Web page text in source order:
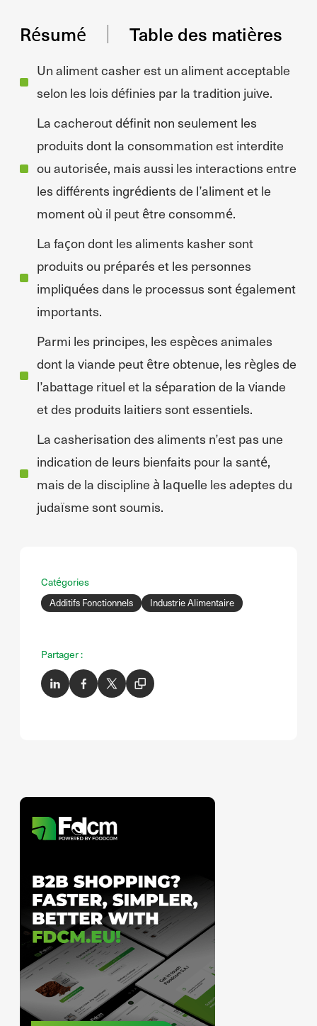
Résumé Table des matières
Un aliment casher est un aliment acceptable
selon les lois définies par la tradition juive.
La cacherout définit non seulement les
produits dont la consommation est interdite
ou autorisée, mais aussi les interactions entre
les différents ingrédients de l’aliment et le
moment où il peut être consommé.
La façon dont les aliments kasher sont
produits ou préparés et les personnes
impliquées dans le processus sont également
importants.
Parmi les principes, les espèces animales
dont la viande peut être obtenue, les règles de
l’abattage rituel et la séparation de la viande
et des produits laitiers sont essentiels.
La casherisation des aliments n’est pas une
indication de leurs bienfaits pour la santé,
mais de la discipline à laquelle les adeptes du
judaïsme sont soumis.
Catégories
Additifs Fonctionnels Industrie Alimentaire
Partager :